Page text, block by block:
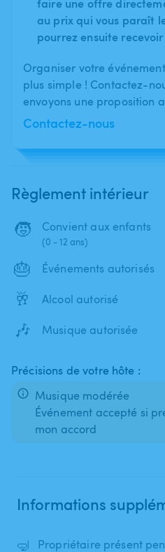
au prix qui vous paraît
pourrez ensuite
Organiser votre
plus simple ! Contactez-
envoyons une proposition
Contactez-nous
Règlement intérieur
🧒 Convient aux enfants
(0 - 12 ans)
🎂 Événements autorisés
🥂 Alcool autorisé
🎶 Musique autorisée
Précisions de votre hôte :
Musique modérée
Événement accepté si
mon accord
Informations
🤿 Propriétaire présent